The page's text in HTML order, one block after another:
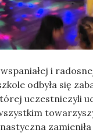
i
odbyła się
uczestniczyli